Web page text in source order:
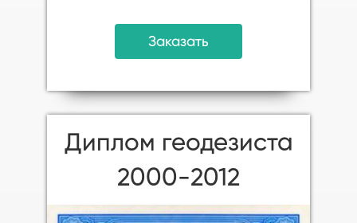
Заказать
Диплом геодезиста
2000-2012